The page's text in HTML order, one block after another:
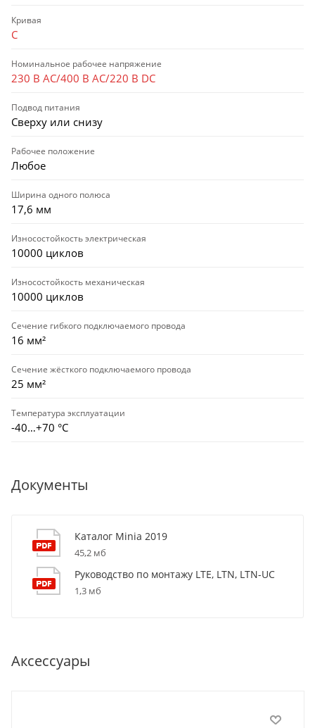
Кривая
C
Номинальное рабочее напряжение
230 В AC/400 В AC/220 В DC
Подвод питания
Сверху или снизу
Рабочее положение
Любое
Ширина одного полюса
17,6 мм
Износостойкость электрическая
10000 циклов
Износостойкость механическая
10000 циклов
Сечение гибкого подключаемого провода
16 мм²
Сечение жёсткого подключаемого провода
25 мм²
Температура эксплуатации
-40…+70 °С
Документы
Каталог Minia 2019
45,2 мб
Руководство по монтажу LTE, LTN, LTN-UC
1,3 мб
Аксессуары